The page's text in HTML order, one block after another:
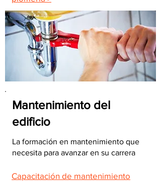
Mantenimiento del
edificio
La formación en mantenimiento que
necesita para avanzar en su carrera
Capacitación de mantenimiento